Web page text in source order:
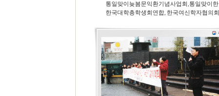
통일맞이늦봄문익환기념사업회,통일맞이
한국대학총학생회연합, 한국여신학자협의